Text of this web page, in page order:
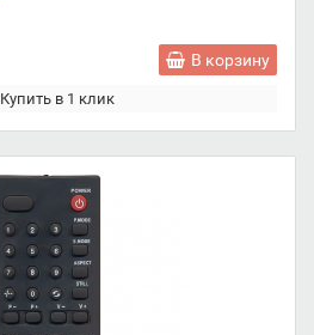
В корзину
Купить в 1 клик